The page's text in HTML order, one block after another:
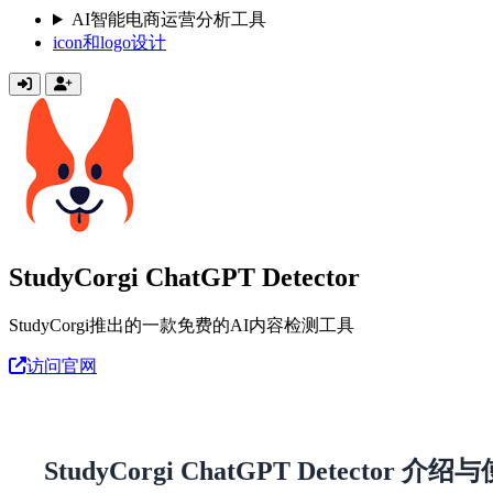
AI智能电商运营分析工具
icon和logo设计
StudyCorgi ChatGPT Detector
StudyCorgi推出的一款免费的AI内容检测工具
访问官网
StudyCorgi ChatGPT Detector 介绍与